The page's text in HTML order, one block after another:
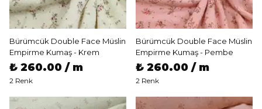
Bürümcük Double Face Müslin
Empirme Kumaş - Krem
₺ 260.00 / m
2 Renk
Bürümcük Double Face Müslin
Empirme Kumaş - Pembe
₺ 260.00 / m
2 Renk